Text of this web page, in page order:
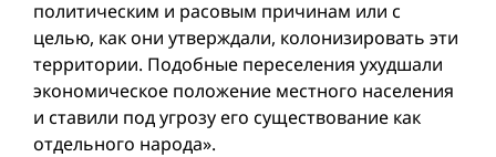
политическим и расовым причинам или с
целью, как они утверждали, колонизировать эти
территории. Подобные переселения ухудшали
экономическое положение местного населения
и ставили под угрозу его существование как
отдельного народа».